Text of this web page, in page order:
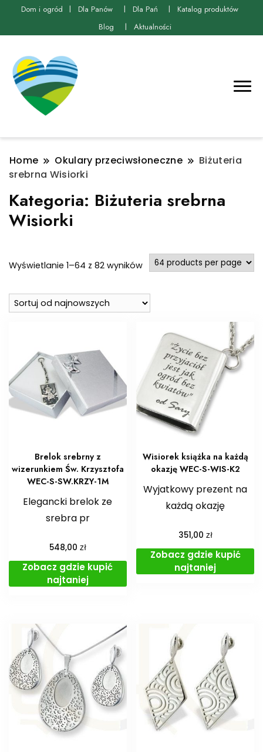
Dom i ogród Dla Panów Dla Pań
Katalog produktów
Blog
Aktualności
Home Okulary przeciwsłoneczne
Biżuteria
srebrna Wisiorki
Kategoria: Biżuteria srebrna
Wisiorki
Wyświetlanie 1–64 z 82 wynikówPosortowane
najnowszych
Brelok srebrny z
wizerunkiem Św. Krzysztofa
WEC-S-SW.KRZY-1M
Elegancki brelok ze
srebra pr
548,00 zł
Zobacz gdzie kupić
najtaniej
Wisiorek książka na każdą
okazję WEC-S-WIS-K2
Wyjatkowy prezent na
każdą okazję
351,00 zł
Zobacz gdzie kupić
najtaniej